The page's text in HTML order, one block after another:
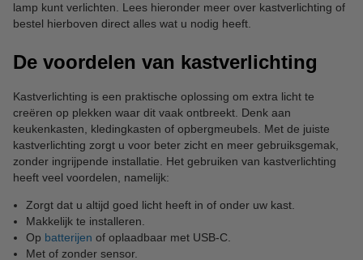
lamp kunt verlichten. Lees hieronder meer over kastverlichting of
bestel hierboven direct alles wat u nodig heeft.
De voordelen van kastverlichting
Kastverlichting is een praktische oplossing om extra licht te
creëren op plekken waar dit vaak ontbreekt. Denk aan
keukenkasten, kledingkasten of opbergmeubels. Met de juiste
kastverlichting zorgt u voor beter zicht en meer gebruiksgemak,
zonder ingrijpende installatie. Het gebruiken van kastverlichting
heeft veel voordelen, namelijk:
Zorgt dat u altijd goed licht heeft in of onder uw kast.
Makkelijk te installeren.
Op batterijen of oplaadbaar met USB-C.
Met of zonder sensor.